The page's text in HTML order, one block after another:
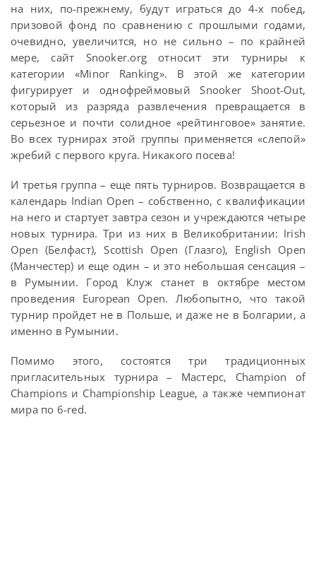
на них, по-прежнему, будут играться до 4-х побед,
призовой фонд по сравнению с прошлыми годами,
очевидно, увеличится, но не сильно – по крайней
мере, сайт Snooker.org относит эти турниры к
категории «Minor Ranking». В этой же категории
фигурирует и однофреймовый Snooker Shoot-Out,
который из разряда развлечения превращается в
серьезное и почти солидное «рейтинговое» занятие.
Во всех турнирах этой группы применяется «слепой»
жребий с первого круга. Никакого посева!
И третья группа – еще пять турниров. Возвращается в
календарь Indian Open – собственно, с квалификации
на него и стартует завтра сезон и учреждаются четыре
новых турнира. Три из них в Великобритании: Irish
Open (Белфаст), Scottish Open (Глазго), English Open
(Манчестер) и еще один – и это небольшая сенсация –
в Румынии. Город Клуж станет в октябре местом
проведения European Open. Любопытно, что такой
турнир пройдет не в Польше, и даже не в Болгарии, а
именно в Румынии.
Помимо этого, состоятся три традиционных
пригласительных турнира – Мастерс, Champion of
Champions и Championship League, а также чемпионат
мира по 6-red.